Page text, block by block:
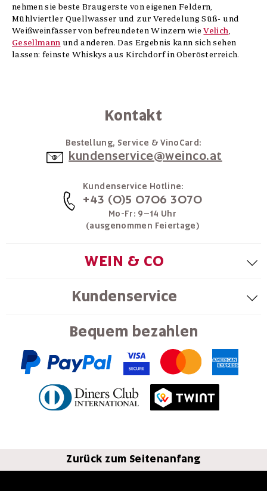
nehmen sie beste Braugerste von eigenen Feldern,
Mühlviertler Quellwasser und zur Veredelung Süß- und
Weißweinfässer von befreundeten Winzern wieVelich
Gesellmann und anderen. Das Ergebnis kann sich sehen
lassen: feinste Whiskys aus Kirchdorf in Oberösterreich.
Kontakt
Bestellung, Service & VinoCard:
kundenservice@weinco.at
Kundenservice Hotline:
+43 (0)5 0706 3070
Mo-Fr: 9–14 Uhr
(ausgenommen Feiertage)
WEIN & CO
Kundenservice
Bequem bezahlen
Zurück zum Seitenanfang